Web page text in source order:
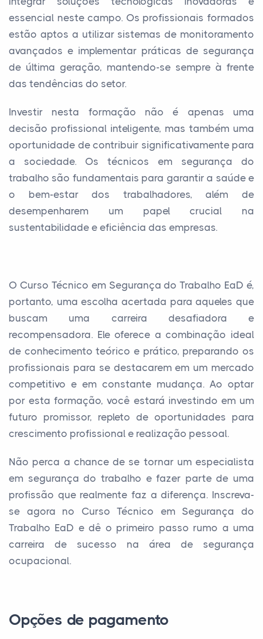
essencial neste campo. Os profissionais formados
estão aptos a utilizar sistemas de monitoramento
avançados e implementar práticas de segurança
de última geração, mantendo-se sempre à frente
das tendências do setor.
Investir nesta formação não é apenas uma
decisão profissional inteligente, mas também uma
oportunidade de contribuir significativamente para
a sociedade. Os técnicos em segurança do
trabalho são fundamentais para garantir a saúde e
o bem-estar dos trabalhadores, além de
desempenharem um papel crucial na
sustentabilidade e eficiência das empresas.
O Curso Técnico em Segurança do Trabalho EaD é,
portanto, uma escolha acertada para aqueles que
buscam uma carreira desafiadora e
recompensadora. Ele oferece a combinação ideal
de conhecimento teórico e prático, preparando os
profissionais para se destacarem em um mercado
competitivo e em constante mudança. Ao optar
por esta formação, você estará investindo em um
futuro promissor, repleto de oportunidades para
crescimento profissional e realização pessoal.
Não perca a chance de se tornar um especialista
em segurança do trabalho e fazer parte de uma
profissão que realmente faz a diferença. Inscreva-
se agora no Curso Técnico em Segurança do
Trabalho EaD e dê o primeiro passo rumo a uma
carreira de sucesso na área de segurança
ocupacional.
Opções de pagamento